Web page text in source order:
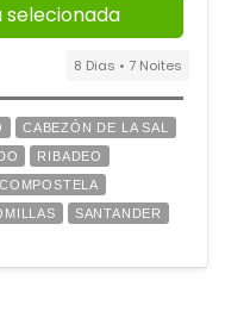
8 Dias • 7 Noites
CABEZÓN DE LA SAL
RIBADEO
SANTANDER